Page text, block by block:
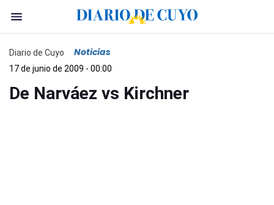
Diario de Cuyo Noticias
17 de junio de 2009 - 00:00
De Narváez vs Kirchner